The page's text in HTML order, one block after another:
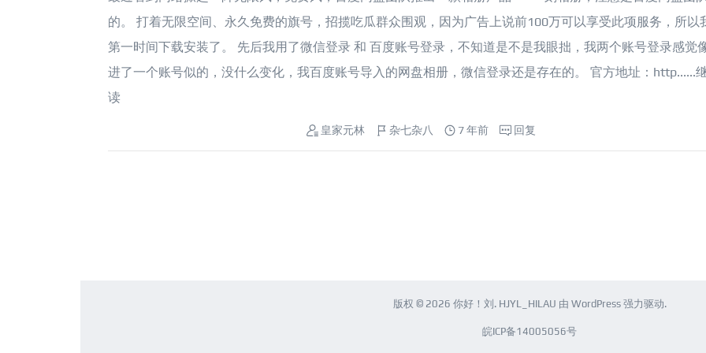
的。 打着无限空间、永久免费的旗号，招揽吃瓜群众围观，因为广告上说前100万可以享受此项服务，所以
第一时间下载安装了。 先后我用了微信登录 和 百度账号登录，不知道是不是我眼拙，我两个账号登录感觉
进了一个账号似的，没什么变化，我百度账号导入的网盘相册，微信登录还是存在的。 官方地址：http......
读
皇家元林 杂七杂八 7 年前 回复
版权 © 2026 你好！刘 . HJYL_HILAU 由 WordPress强力驱动.
皖ICP备14005056号